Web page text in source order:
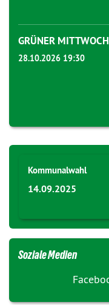
GRÜNER MITTWOCH
28.10.2026 19:30
Kommunalwahl
14.09.2025
Soziale Medien